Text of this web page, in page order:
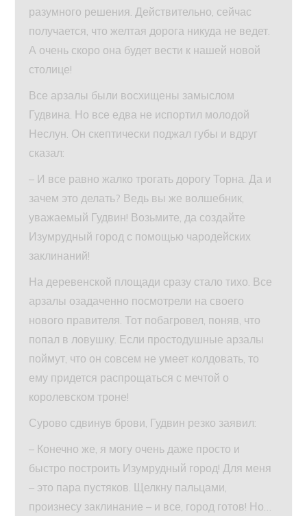
разумного решения. Действительно, сейчас
получается, что желтая дорога никуда не ведет.
А очень скоро она будет вести к нашей новой
столице!
Все арзалы были восхищены замыслом
Гудвина. Но все едва не испортил молодой
Неслун. Он скептически поджал губы и вдруг
сказал:
– И все равно жалко трогать дорогу Торна. Да и
зачем это делать? Ведь вы же волшебник,
уважаемый Гудвин! Возьмите, да создайте
Изумрудный город с помощью чародейских
заклинаний!
На деревенской площади сразу стало тихо. Все
арзалы озадаченно посмотрели на своего
нового правителя. Тот побагровел, поняв, что
попал в ловушку. Если простодушные арзалы
поймут, что он совсем не умеет колдовать, то
ему придется распрощаться с мечтой о
королевском троне!
Сурово сдвинув брови, Гудвин резко заявил:
– Конечно же, я могу очень даже просто и
быстро построить Изумрудный город! Для меня
– это пара пустяков. Щелкну пальцами,
произнесу заклинание – и все, город готов! Но…